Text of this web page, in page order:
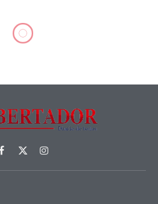
Facebook
X
(Twitter)
Instagram